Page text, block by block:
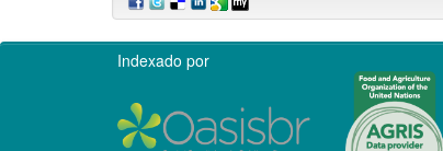
Indexado por